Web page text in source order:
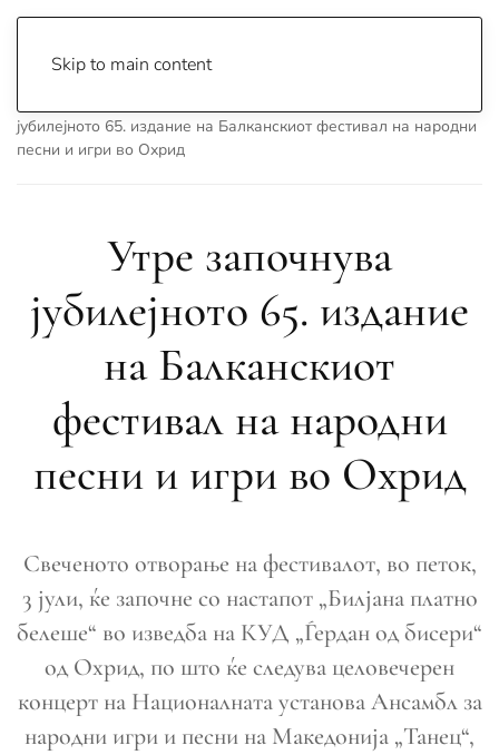
Skip to main content
јубилејното 65. издание на Балканскиот фестивал на народни
песни и игри во Охрид
Утре започнува
јубилејното 65. издание
на Балканскиот
фестивал на народни
песни и игри во Охрид
Свеченото отворање на фестивалот, во петок,
3 јули, ќе започне со настапот „Билјана платно
белеше“ во изведба на КУД „Ѓердан од бисери“
од Охрид, по што ќе следува целовечерен
концерт на Националната установа Ансамбл за
народни игри и песни на Македонија „Танец“,